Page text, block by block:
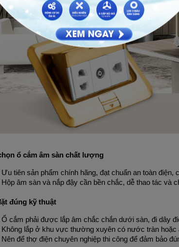
ổ cắm âm sàn chất lượng
Ưu tiên sản phẩm chính hãng, đạt chuẩn an toàn
Hộp âm sàn và nắp đậy cần bền chắc, dễ thao tác và
đúng kỹ thuật
Ổ cắm phải được lắp âm chắc chắn dưới sàn, đi dây
Không lắp ở khu vực thường xuyên có nước tràn hoặc
Nên để thợ điện chuyên nghiệp thi công để đảm bảo